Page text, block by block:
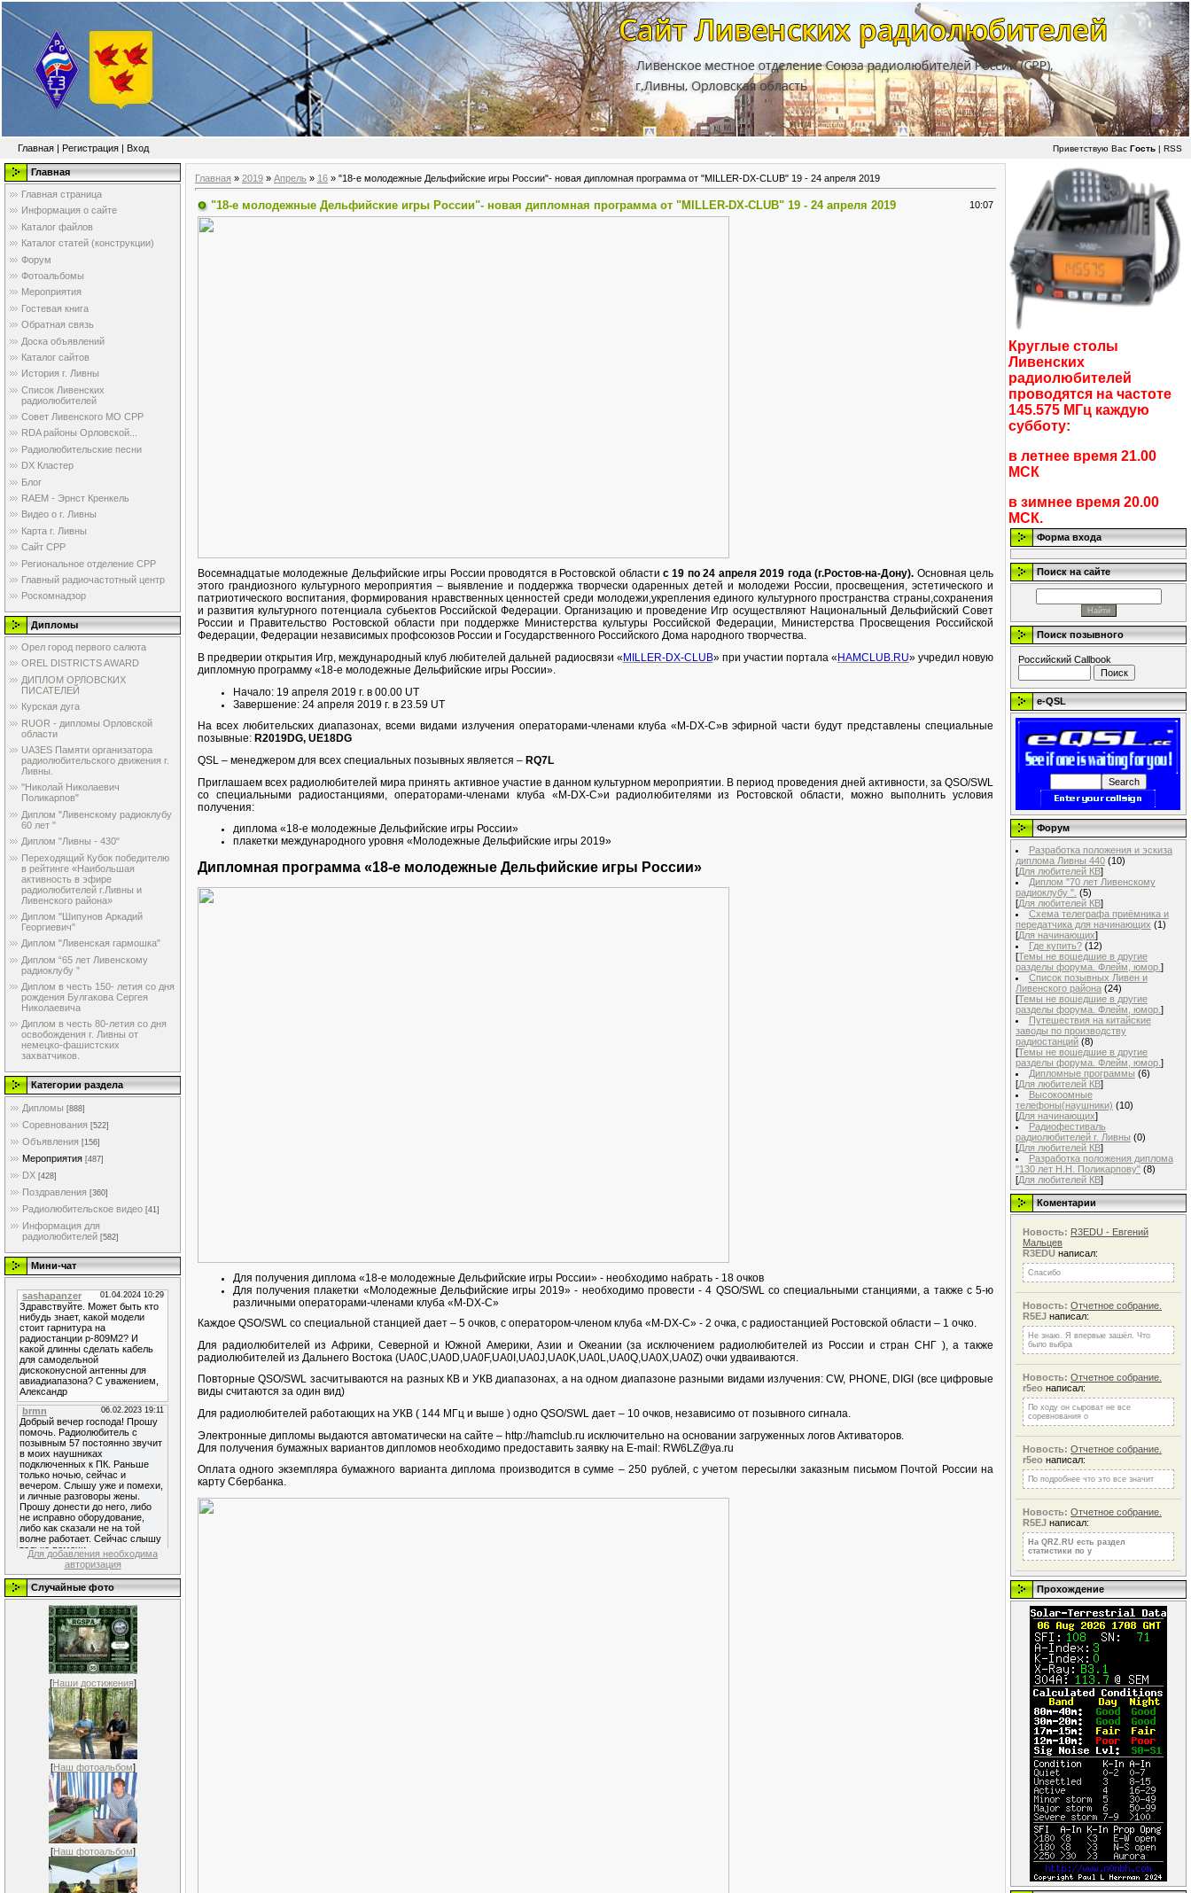
Главная | Регистрация | Вход Приветствую Вас Гость | RSS
Главная
Главная страница
Информация о сайте
Каталог файлов
Каталог статей (конструкции)
Форум
Фотоальбомы
Мероприятия
Гостевая книга
Обратная связь
Доска объявлений
Каталог сайтов
История г. Ливны
Список Ливенских
радиолюбителей
Совет Ливенского МО СРР
RDA районы Орловской...
Радиолюбительские песни
DX Кластер
Блог
RAEM - Эрнст Кренкель
Видео о г. Ливны
Карта г. Ливны
Сайт СРР
Региональное отделение СРР
Главный радиочастотный центр
Роскомнадзор
Дипломы
Орел город первого салюта
OREL DISTRICTS AWARD
ДИПЛОМ ОРЛОВСКИХ
ПИСАТЕЛЕЙ
Курская дуга
RUOR - дипломы Орловской
области
UA3ES Памяти организатора
радиолюбительского движения г.
Ливны.
"Николай Николаевич
Поликарпов"
Диплом "Ливенскому радиоклубу
60 лет "
Диплом "Ливны - 430"
Переходящий Кубок победителю
в рейтинге «Наибольшая
активность в эфире
радиолюбителей г.Ливны и
Ливенского района»
Диплом "Шипунов Аркадий
Георгиевич"
Диплом "Ливенская гармошка"
Диплом “65 лет Ливенскому
радиоклубу ”
Диплом в честь 150- летия со дня
рождения Булгакова Сергея
Николаевича
Диплом в честь 80-летия со дня
освобождения г. Ливны от
немецко-фашистских
захватчиков.
Категории раздела
Дипломы [888]
Соревнования [522]
Объявления [156]
Мероприятия [487]
DX [428]
Поздравления [360]
Радиолюбительское видео [41]
Информация для
радиолюбителей [582]
Мини-чат
Для добавления необходима
авторизация
Случайные фото
[Наши достижения]
[Наш фотоальбом]
[Наш фотоальбом]
Главная » 2019 » Апрель » 16 » "18-е молодежные Дельфийские игры России"- новая дипломная программа от "MILLER-DX-CLUB" 19 - 24 апреля 2019
"18-е молодежные Дельфийские игры России"- новая дипломная программа от "MILLER-DX-CLUB" 19 - 24 апреля 2019 10:07
Восемнадцатые молодежные Дельфийские игры России проводятся в Ростовской области с 19 по 24 апреля 2019 года (г.Ростов-на-Дону). Основная цель
этого грандиозного культурного мероприятия – выявление и поддержка творчески одаренных детей и молодежи России, просвещения, эстетического и
патриотического воспитания, формирования нравственных ценностей среди молодежи,укрепления единого культурного пространства страны,сохранения
и развития культурного потенциала субьектов Российской Федерации. Организацию и проведение Игр осуществляют Национальный Дельфийский Совет
России и Правительство Ростовской области при поддержке Министерства культуры Российской Федерации, Министерства Просвещения Российской
Федерации, Федерации независимых профсоюзов России и Государственного Российского Дома народного творчества.
В предверии открытия Игр, международный клуб любителей дальней радиосвязи « MILLER-DX-CLUB» при участии портала « HAMCLUB.RU» учредил новую
дипломную программу «18-е молодежные Дельфийские игры России».
Начало: 19 апреля 2019 г. в 00.00 UT
Завершение: 24 апреля 2019 г. в 23.59 UT
На всех любительских диапазонах, всеми видами излучения операторами-членами клуба «M-DX-C»в эфирной части будут представлены специальные
позывные: R2019DG, UE18DG
QSL – менеджером для всех специальных позывных является – RQ7L
Приглашаем всех радиолюбителей мира принять активное участие в данном культурном мероприятии. В период проведения дней активности, за QSO/SWL
со специальными радиостанциями, операторами-членами клуба «M-DX-C»и радиолюбителями из Ростовской области, можно выполнить условия
получения:
диплома «18-е молодежные Дельфийские игры России»
плакетки международного уровня «Молодежные Дельфийские игры 2019»
Дипломная программа «18-е молодежные Дельфийские игры России»
Для получения диплома «18-е молодежные Дельфийские игры России» - необходимо набрать - 18 очков
Для получения плакетки «Молодежные Дельфийские игры 2019» - необходимо провести - 4 QSO/SWL со специальными станциями, а также c 5-ю
различными операторами-членами клуба «M-DX-C»
Каждое QSO/SWL со специальной станцией дает – 5 очков, с оператором-членом клуба «M-DX-C» - 2 очка, с радиостанцией Ростовской области – 1 очко.
Для радиолюбителей из Африки, Северной и Южной Америки, Азии и Океании (за исключением радиолюбителей из России и стран СНГ ), а также
радиолюбителей из Дальнего Востока (UA0C,UA0D,UA0F,UA0I,UA0J,UA0K,UA0L,UA0Q,UA0X,UA0Z) очки удваиваются.
Повторные QSO/SWL засчитываются на разных КВ и УКВ диапазонах, а на одном диапазоне разными видами излучения: СW, PHONE, DIGI (все цифровые
виды считаются за один вид)
Для радиолюбителей работающих на УКВ ( 144 МГц и выше ) одно QSO/SWL дает – 10 очков, независимо от позывного сигнала.
Электронные дипломы выдаются автоматически на сайте – http://hamclub.ru исключительно на основании загруженных логов Активаторов.
Для получения бумажных вариантов дипломов необходимо предоставить заявку на E-mail: RW6LZ@ya.ru
Оплата одного экземпляра бумажного варианта диплома производится в сумме – 250 рублей, с учетом пересылки заказным письмом Почтой России на
карту Сбербанка.
Круглые столы
Ливенских
радиолюбителей
проводятся на частоте
145.575 МГц каждую
субботу:
в летнее время 21.00
МСК
в зимнее время 20.00
МСК.
Форма входа
Поиск на сайте
Поиск позывного
Российский Callbook
e-QSL
Форум
Разработка положения и эскиза
диплома Ливны 440 (10)
[Для любителей КВ]
Диплом "70 лет Ливенскому
радиоклубу ". (5)
[Для любителей КВ]
Схема телеграфа приёмника и
передатчика для начинающих (1)
[Для начинающих]
Где купить? (12)
[Темы не вошедшие в другие
разделы форума. Флейм, юмор. ]
Список позывных Ливен и
Ливенского района (24)
[Темы не вошедшие в другие
разделы форума. Флейм, юмор. ]
Путешествия на китайские
заводы по производству
радиостанций (8)
[Темы не вошедшие в другие
разделы форума. Флейм, юмор. ]
Дипломные программы (6)
[Для любителей КВ]
Высокоомные
телефоны(наушники) (10)
[Для начинающих]
Радиофестиваль
радиолюбителей г. Ливны (0)
[Для любителей КВ]
Разработка положения диплома
"130 лет Н.Н. Поликарпову" (8)
[Для любителей КВ]
Коментарии
Новость: R3EDU - Евгений
Мальцев
R3EDU написал:
Спасибо
Новость: Отчетное собрание.
R5EJ написал:
Не знаю. Я впервые зашёл. Что
было выбра
Новость: Отчетное собрание.
r5eo написал:
По ходу он сыроват не все
соревнования о
Новость: Отчетное собрание.
r5eo написал:
По подробнее что это все значит
Новость: Отчетное собрание.
R5EJ написал:
На QRZ.RU есть раздел
статистики по у
Прохождение